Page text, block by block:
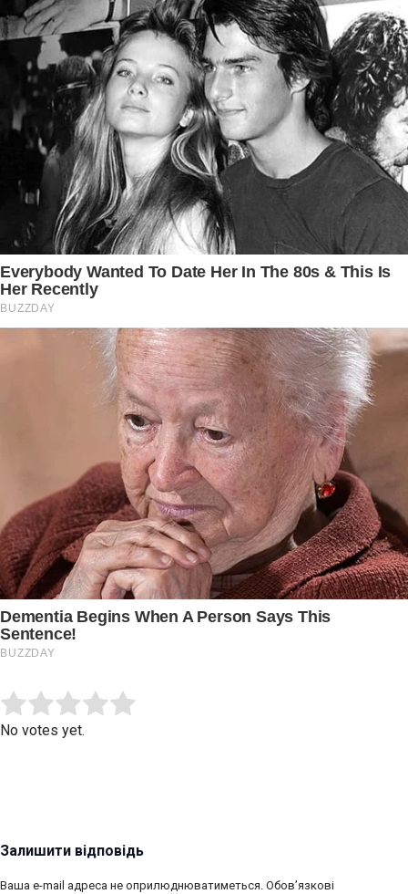
Rate this item:
No votes yet.
Залишити відповідь
Ваша e-mail адреса не оприлюднюватиметься. Обов’язкові